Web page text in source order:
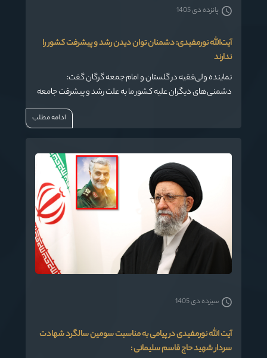
آیت‌الله نورمفیدی: دشمنان توان دیدن رشد و پیشرفت کشور را
ندارند
نماینده ولی‌فقیه در گلستان و امام جمعه گرگان گفت:
دشمنی‌های دیگران علیه کشور ما به علت رشد و پیشرفت جامعه
پانزده دی 1405
ادامه مطلب
آیت الله نورمفیدی در پیامی به مناسبت سومین سالگرد شهادت
سردار شهید حاج قاسم سلیمانی :
سیزده دی 1405